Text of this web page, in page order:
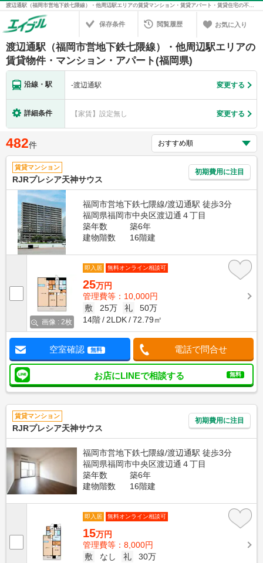
渡辺通駅（福岡市営地下鉄七隈線）・他周辺駅エリアの賃貸マンション・賃貸アパート・賃貸住宅の不動産情報を検索！不動産賃貸の物件探しは、お部屋探しのエイブル
保存条件 閲覧履歴 お気に入り
渡辺通駅（福岡市営地下鉄七隈線）・他周辺駅エリアの
賃貸物件・マンション・アパート(福岡県)
沿線・駅 -渡辺通駅 変更する
詳細条件 【家賃】設定無し 変更する
482件
賃貸マンション
RJRプレシア天神サウス
初期費用に注目
福岡市営地下鉄七隈線/渡辺通駅 徒歩3分
福岡県福岡市中央区渡辺通４丁目
築年数
築6年
建物階数
16階建
画像 : 2枚
即入居 無料オンライン相談可
25万円
管理費等：10,000円
敷
25万 礼
50万
14階
2LDK 72.79㎡
空室確認 無料 電話で問合せ
お店にLINEで相談する 無料
賃貸マンション
RJRプレシア天神サウス
初期費用に注目
福岡市営地下鉄七隈線/渡辺通駅 徒歩3分
福岡県福岡市中央区渡辺通４丁目
築年数
築6年
建物階数
16階建
即入居 無料オンライン相談可
15万円
管理費等：8,000円
敷
なし 礼
30万